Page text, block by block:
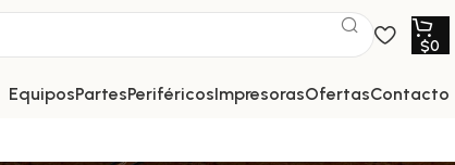
$0
equipos partes periféricos impresoras ofertas contacto